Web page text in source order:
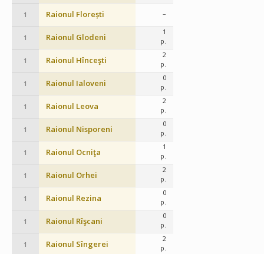
1 Raionul Florești –
1 Raionul Glodeni
1
p.
1 Raionul Hînceşti
2
p.
1 Raionul Ialoveni
0
p.
1 Raionul Leova
2
p.
1 Raionul Nisporeni
0
p.
1 Raionul Ocniţa
1
p.
1 Raionul Orhei
2
p.
1 Raionul Rezina
0
p.
1 Raionul Rîşcani
0
p.
1 Raionul Sîngerei
2
p.